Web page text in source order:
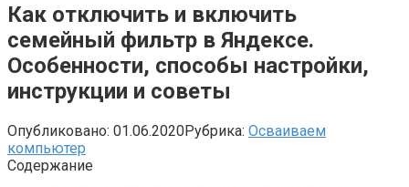
Как отключить и включить
семейный фильтр в Яндексе.
Особенности, способы настройки,
инструкции и советы
Опубликовано: 01.06.2020Рубрика: Осваиваем
компьютер
Содержание